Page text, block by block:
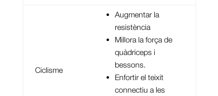
Ciclisme
Augmentar la
resistència
Millora la força de
quàdriceps i
bessons.
Enfortir el teixit
connectiu a les